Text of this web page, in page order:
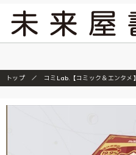
トップ コミLab.【コミック＆エンタメ】